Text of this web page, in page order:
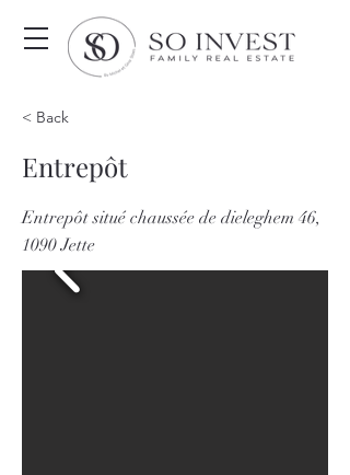
< Back
Entrepôt
Entrepôt situé chaussée de dieleghem 46,
1090 Jette